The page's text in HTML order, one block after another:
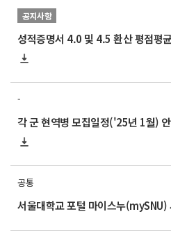
공지사항
성적증명서 4.0 및 4.5 환산 평점평
-
각 군 현역병 모집일정('25년 1월)
공통
서울대학교 포털 마이스누(mySNU)